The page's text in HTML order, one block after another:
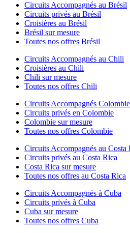
Circuits Accompagnés au Brésil
Circuits privés au Brésil
Croisières au Brésil
Brésil sur mesure
Toutes nos offres Brésil
Circuits Accompagnés au Chili
Croisières au Chili
Chili sur mesure
Toutes nos offres Chili
Circuits Accompagnés Colombie
Circuits privés en Colombie
Colombie sur mesure
Toutes nos offres Colombie
Circuits Accompagnés au Costa
Circuits privés au Costa Rica
Costa Rica sur mesure
Toutes nos offres au Costa Rica
Circuits Accompagnés à Cuba
Circuits privés à Cuba
Cuba sur mesure
Toutes nos offres Cuba